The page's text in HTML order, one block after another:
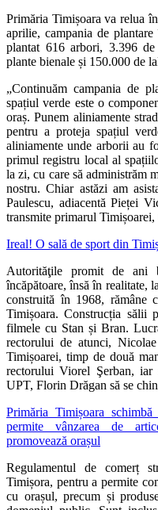
Primăria Timișoara va relua
aprilie, campania de
plantat 616 arbori, 3.396
plante bienale și 150.000 de
„Continuăm campania de
spațiul verde este o
oraș. Punem aliniamente
pentru a proteja spațiul
aliniamente unde arborii au
primul registru local al
la zi, cu care să administrăm
nostru. Chiar astăzi am
Paulescu, adiacentă Pieței
transmite primarul
Ireal! O sală de sport din
Autorităţile promit de ani
încăpătoare, însă în realitate,
construită în 1968, rămâne
Timișoara. Construcția sălii
filmele cu Stan și Bran.
rectorului de atunci,
Timișoarei, timp de două
rectorului Viorel Şerban,
UPT, Florin Drăgan să se
Primăria Timișoara
permite vânzarea de
promovează orașul
Regulamentul de comerț
Timișora, pentru a permite
cu orașul, precum și